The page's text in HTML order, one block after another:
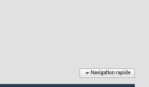
Navigation rapide